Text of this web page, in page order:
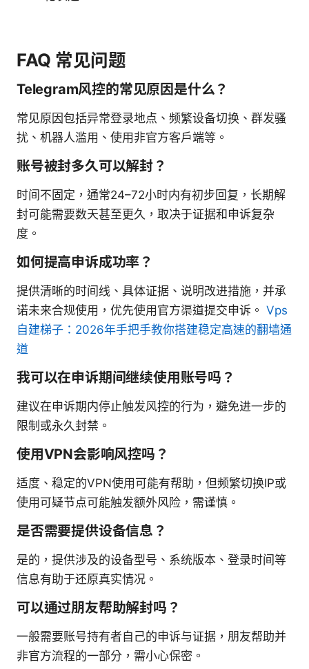
FAQ 常见问题
Telegram风控的常见原因是什么？
常见原因包括异常登录地点、频繁设备切换、群发骚
扰、机器人滥用、使用非官方客户端等。
账号被封多久可以解封？
时间不固定，通常24–72小时内有初步回复，长期解
封可能需要数天甚至更久，取决于证据和申诉复杂
度。
如何提高申诉成功率？
提供清晰的时间线、具体证据、说明改进措施，并承
诺未来合规使用，优先使用官方渠道提交申诉。 Vps
自建梯子：2026年手把手教你搭建稳定高速的翻墙通
道
我可以在申诉期间继续使用账号吗？
建议在申诉期内停止触发风控的行为，避免进一步的
限制或永久封禁。
使用VPN会影响风控吗？
适度、稳定的VPN使用可能有帮助，但频繁切换IP或
使用可疑节点可能触发额外风险，需谨慎。
是否需要提供设备信息？
是的，提供涉及的设备型号、系统版本、登录时间等
信息有助于还原真实情况。
可以通过朋友帮助解封吗？
一般需要账号持有者自己的申诉与证据，朋友帮助并
非官方流程的一部分，需小心保密。